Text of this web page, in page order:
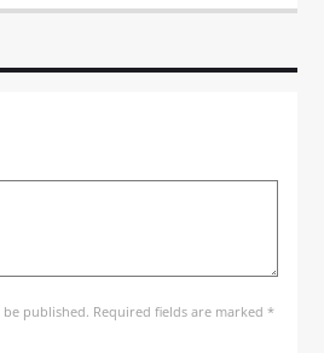
published. Required fields are marked *